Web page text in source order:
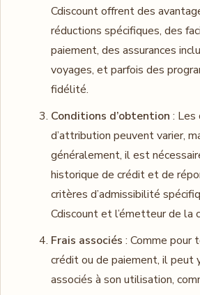
Cdiscount offrent des
réductions spécifiques, des
paiement, des assurances
voyages, et parfois des
fidélité.
Conditions d’obtention : Les
d’attribution peuvent varier,
généralement, il est
historique de crédit et de
critères d’admissibilité
Cdiscount et l’émetteur de la
Frais associés : Comme pour
crédit ou de paiement, il peut
associés à son utilisation,